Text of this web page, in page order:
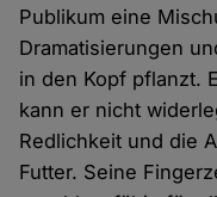
Publikum eine
Dramatisierungen
in den Kopf pflanzt.
kann er nicht
Redlichkeit und die
Futter. Seine